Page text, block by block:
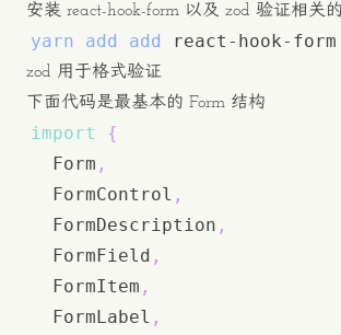
安装 react-hook-form 以及 zod 验证相关
yarn add add
zod 用于格式验证
下面代码是最基本的 Form 结构
import
{
Form ,
FormControl ,
FormDescription ,
FormField ,
FormItem ,
FormLabel ,